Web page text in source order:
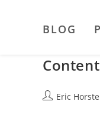
BLOG
Beitrags-
Eric